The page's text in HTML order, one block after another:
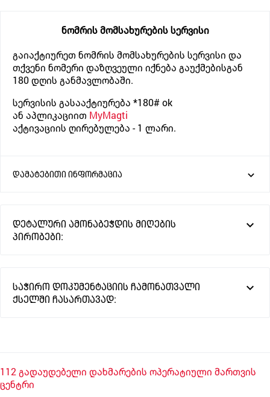
ნომრის მომსახურების სერვისი
გაიაქტიურეთ ნომრის მომსახურების სერვისი და
თქვენი ნომერი დაზღვეული იქნება გაუქმებისგან
180 დღის განმავლობაში.
სერვისის გასააქტიურება *180# ok
ან აპლიკაციით MyMagti
აქტივაციის ღირებულება - 1 ლარი.
დამატებითი ინფორმაცია
დეტალური ამონაბეჭდის მიღების
პირობები:
საჭირო დოკუმენტაციის ჩამონათვალი
ქსელში ჩასართავად:
112 გადაუდებელი დახმარების ოპერატიული მართვის
ცენტრი